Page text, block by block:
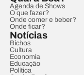
Agenda de Shows
O que fazer?
Onde comer e beber?
Onde ficar?
Notícias
Bichos
Cultura
Economia
Educação
Política